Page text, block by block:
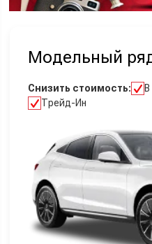
Модельный
Снизить стоимость:
Трейд-Ин